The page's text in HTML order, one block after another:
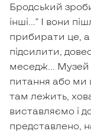
Бродський
інші…” І вони
прибирати це,
підсилити,
меседж… Музей
питання або ми
там лежить,
виставляємо і
представлено,